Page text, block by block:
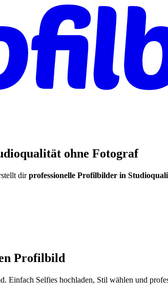
ohne Fotograf
dir professionelle Profilbilder in
Profilbild
Einfach Selfies hochladen, Stil wählen und